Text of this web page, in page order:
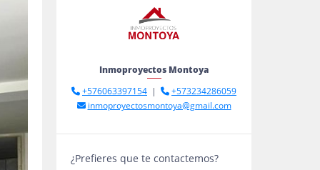
Inmoproyectos Montoya
+576063397154 |
+573234286059
inmoproyectosmontoya@gmail.com
¿Prefieres que te contactemos?